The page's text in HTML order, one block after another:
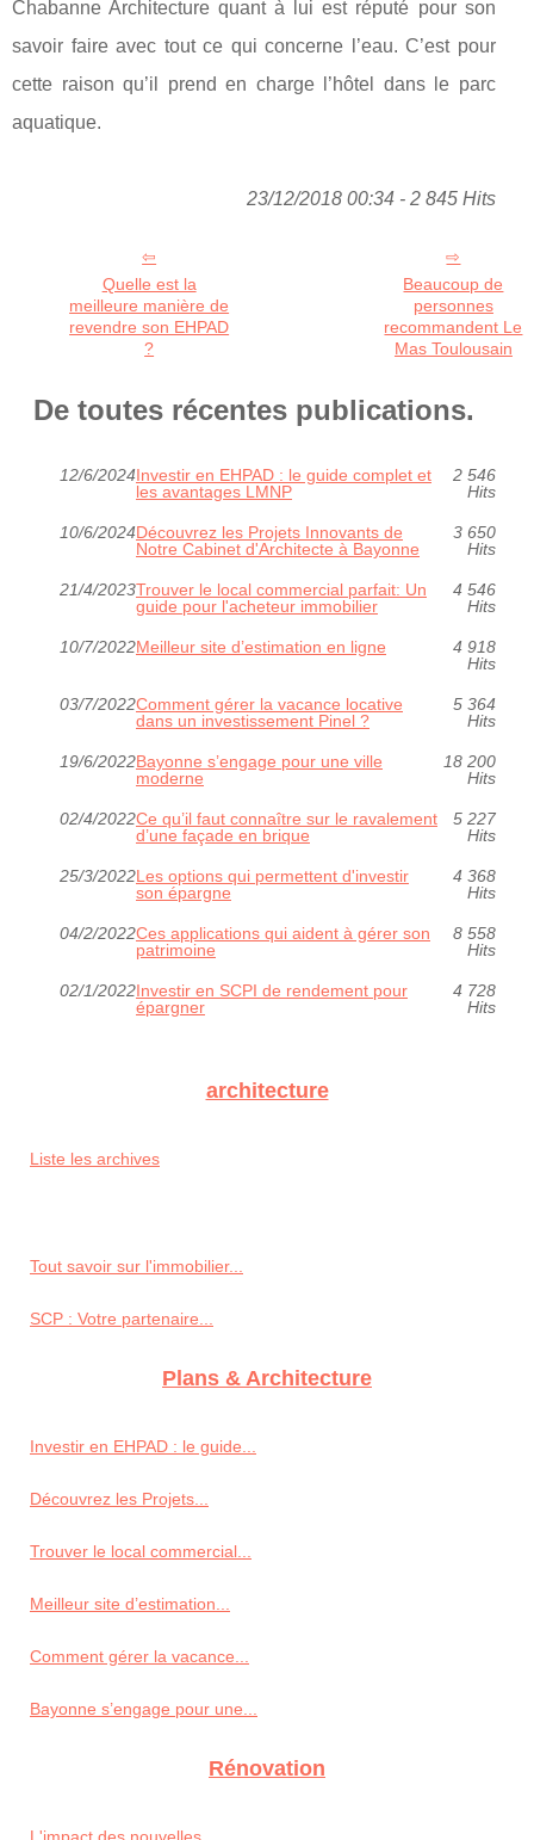
Chabanne Architecture quant à lui est réputé pour son
savoir faire avec tout ce qui concerne l’eau. C’est pour
cette raison qu’il prend en charge l’hôtel dans le parc
aquatique.
23/12/2018 00:34 - 2 845 Hits
Quelle est la
meilleure manière de
revendre son EHPAD
?
Beaucoup de
personnes
recommandent Le
Mas Toulousain
De toutes récentes publications.
12/6/2024Investir en EHPAD : le guide complet et
les avantages LMNP
2 546
Hits
10/6/2024Découvrez les Projets Innovants de
Notre Cabinet d'Architecte à Bayonne
3 650
Hits
21/4/2023Trouver le local commercial parfait: Un
guide pour l'acheteur immobilier
4 546
Hits
10/7/2022Meilleur site d’estimation en ligne
4 918
Hits
03/7/2022Comment gérer la vacance locative
dans un investissement Pinel ?
5 364
Hits
19/6/2022Bayonne s’engage pour une ville
moderne
18 200
Hits
02/4/2022Ce qu’il faut connaître sur le ravalement
d’une façade en brique
5 227
Hits
25/3/2022Les options qui permettent d'investir
son épargne
4 368
Hits
04/2/2022Ces applications qui aident à gérer son
patrimoine
8 558
Hits
02/1/2022Investir en SCPI de rendement pour
épargner
4 728
Hits
architecture
Liste les archives
Tout savoir sur l'immobilier...
SCP : Votre partenaire...
Plans & Architecture
Investir en EHPAD : le guide...
Découvrez les Projets...
Trouver le local commercial...
Meilleur site d’estimation...
Comment gérer la vacance...
Bayonne s’engage pour une...
Rénovation
L'impact des nouvelles...